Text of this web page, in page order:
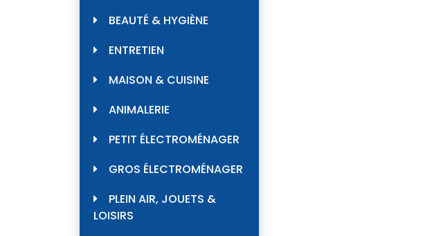
BEAUTÉ & HYGIÈNE
ENTRETIEN
MAISON & CUISINE
ANIMALERIE
PETIT ÉLECTROMÉNAGER
GROS ÉLECTROMÉNAGER
PLEIN AIR, JOUETS &
LOISIRS